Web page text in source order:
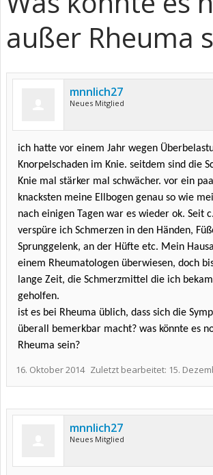
außer Rheuma
mnnlich27
Neues Mitglied
ich hatte vor einem Jahr wegen
Knorpelschaden im Knie. seitdem sind die
Knie mal stärker mal schwächer. vor ein
knacksten meine Ellbogen genau so wie
nach einigen Tagen war es wieder ok. Seit
verspüre ich Schmerzen in den Händen,
Sprunggelenk, an der Hüfte etc. Mein
einem Rheumatologen überwiesen, doch
lange Zeit, die Schmerzmittel die ich
geholfen.
ist es bei Rheuma üblich, dass sich die
überall bemerkbar macht? was könnte es
Rheuma sein?
16. Oktober 2014 Zuletzt bearbeitet: 15.
mnnlich27
Neues Mitglied